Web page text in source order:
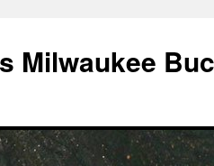
Milwaukee